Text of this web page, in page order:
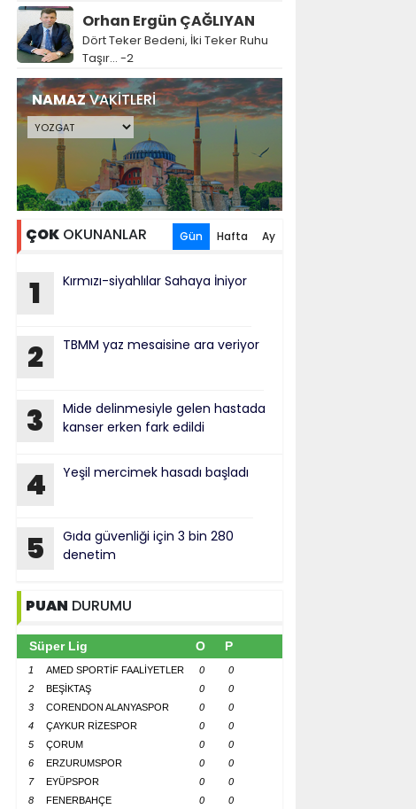
Orhan Ergün ÇAĞLIYAN
Dört Teker Bedeni, İki Teker Ruhu
Taşır… -2
NAMAZVAKİTLERİ
ÇOKOKUNANLAR Gün Hafta Ay
1 Kırmızı-siyahlılar Sahaya İniyor
2 TBMM yaz mesaisine ara veriyor
3
Mide delinmesiyle gelen hastada
kanser erken fark edildi
4 Yeşil mercimek hasadı başladı
5
Gıda güvenliği için 3 bin 280
denetim
PUAN DURUMU
Süper Lig O P
1 AMED SPORTİF FAALİYETLER 0
0
2
BEŞİKTAŞ 0
0
3
CORENDON ALANYASPOR 0
0
4
ÇAYKUR RİZESPOR 0
0
5
ÇORUM 0
0
6
ERZURUMSPOR 0
0
7
EYÜPSPOR 0
0
8
FENERBAHÇE 0
0